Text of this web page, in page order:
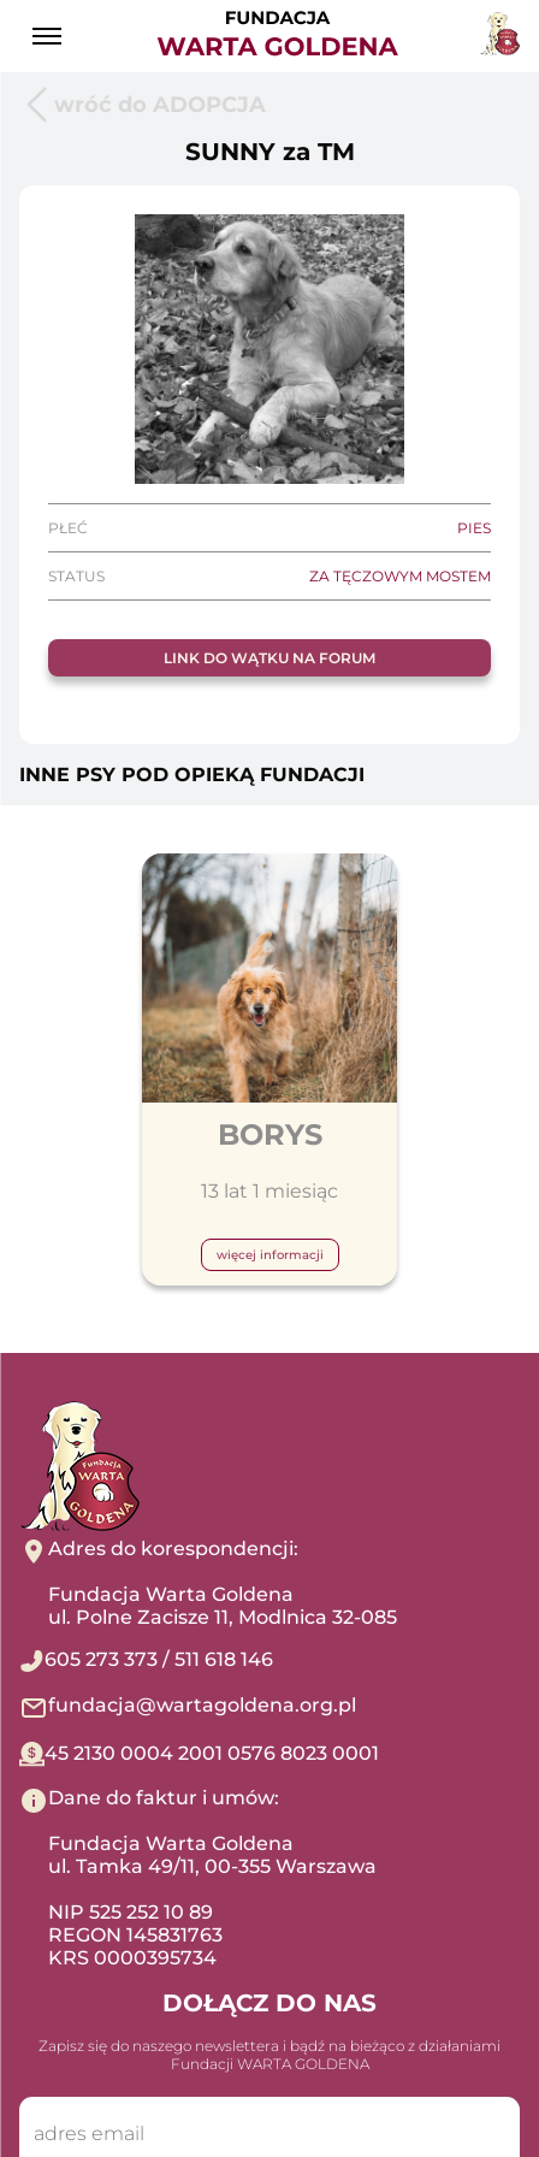
wróć do ADOPCJA
SUNNY za TM
PŁEĆ PIES
STATUS ZA TĘCZOWYM MOSTEM
LINK DO WĄTKU NA FORUM
INNE PSY POD OPIEKĄ FUNDACJI
BORYS
13 lat 1 miesiąc
więcej informacji
Adres do korespondencji:
Fundacja Warta Goldena
ul. Polne Zacisze 11, Modlnica 32-085
605 273 373 / 511 618 146
fundacja@wartagoldena.org.pl
45 2130 0004 2001 0576 8023 0001
Dane do faktur i umów:
Fundacja Warta Goldena
ul. Tamka 49/11, 00-355 Warszawa
NIP 525 252 10 89
REGON 145831763
KRS 0000395734
DOŁĄCZ DO NAS
Zapisz się do naszego newslettera i bądź na bieżąco z działaniami
Fundacji WARTA GOLDENA